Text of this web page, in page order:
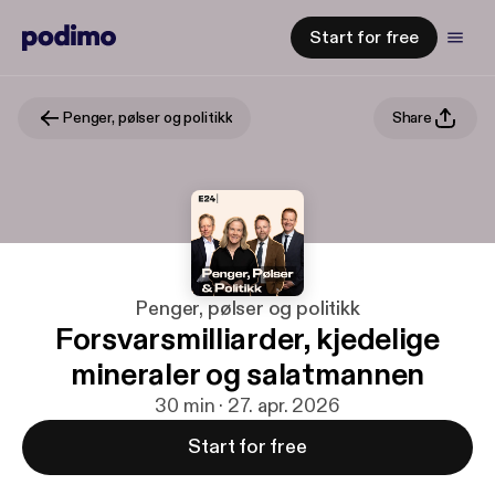
Start for free
Penger, pølser og politikk Share
Penger, pølser og politikk
Forsvarsmilliarder, kjedelige
mineraler og salatmannen
30 min · 27. apr. 2026
Start for free